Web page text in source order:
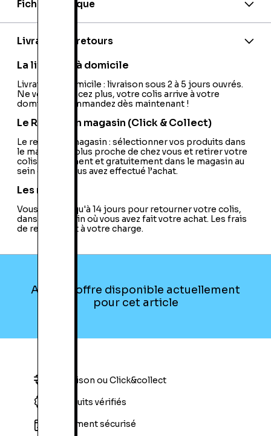
Fiche technique
Livraison et retours
La livraison à domicile
Livraison à domicile : livraison sous 2 à 5 jours ouvrés.
Ne vous déplacez plus, votre colis arrive à votre
domicile ! Commandez dès maintenant !
Le Retrait en magasin (Click & Collect)
Le retrait en magasin : sélectionner vos produits dans
le magasin le plus proche de chez vous et retirer votre
colis directement et gratuitement dans le magasin au
sein duquel vous avez effectué l’achat.
Les retours
Vous avez jusqu'à 14 jours pour retourner votre colis,
dans le magasin où vous avez fait votre achat. Les frais
de retour sont à votre charge.
Aucune offre disponible actuellement
pour cet article
Livraison ou Click&collect
Produits vérifiés
Paiement sécurisé